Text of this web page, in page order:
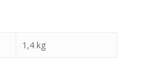
1,4 kg